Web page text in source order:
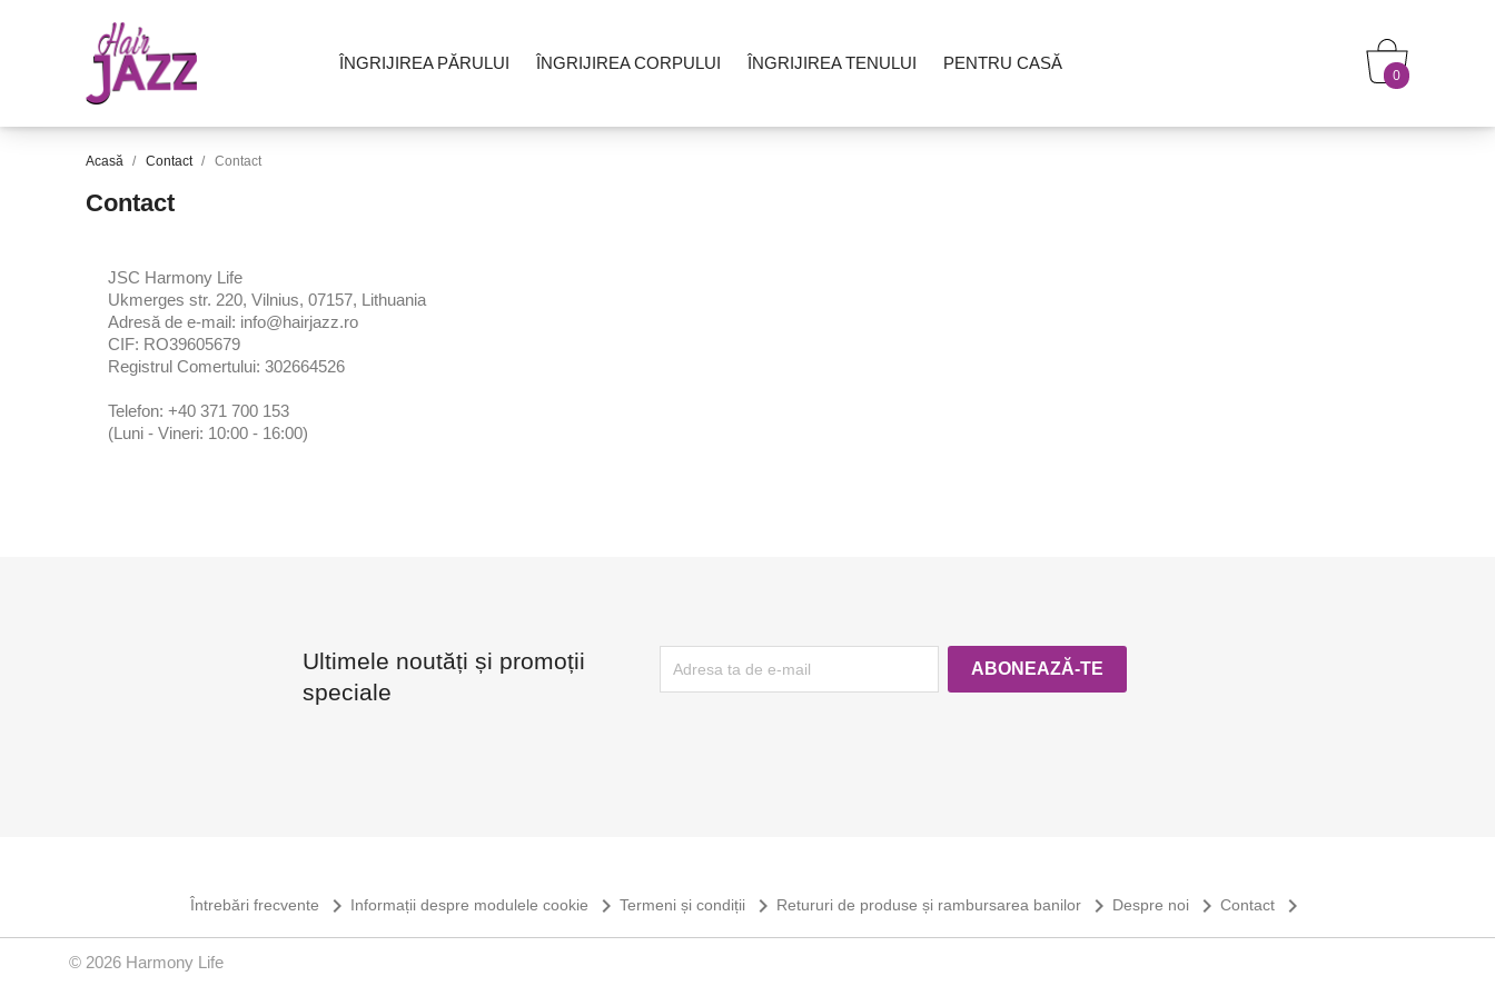
ÎNGRIJIREA PĂRULUI ÎNGRIJIREA CORPULUI ÎNGRIJIREA TENULUI PENTRU CASĂ
0
Acasă Contact Contact
Contact
JSC Harmony Life
Ukmerges str. 220, Vilnius, 07157, Lithuania
Adresă de e-mail: info@hairjazz.ro
CIF: RO39605679
Registrul Comertului: 302664526
Telefon: +40 371 700 153
(Luni - Vineri: 10:00 - 16:00)
Ultimele noutăți și promoții
speciale
Întrebări frecvente navigate_next Informații despre modulele cookie navigate_next Termeni și condiții navigate_next Retururi de produse și rambursarea banilor navigate_next Despre noi navigate_next Contact navigate_next
© 2026 Harmony Life